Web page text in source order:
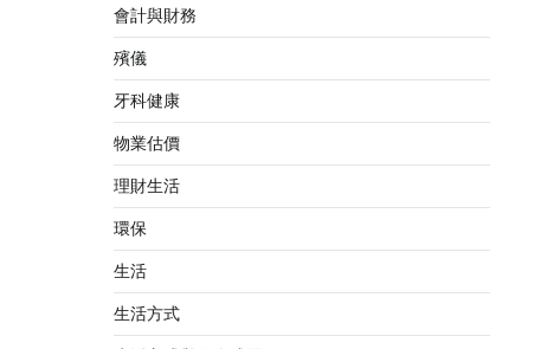
會計與財務
殯儀
牙科健康
物業估價
理財生活
環保
生活
生活方式